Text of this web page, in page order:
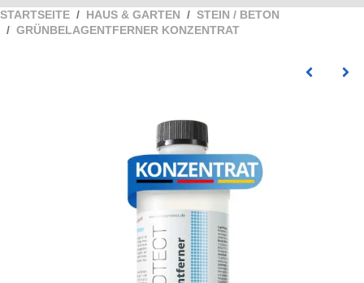
STARTSEITE HAUS & GARTEN
STEIN / BETON
GRÜNBELAGENTFERNER KONZENTRAT